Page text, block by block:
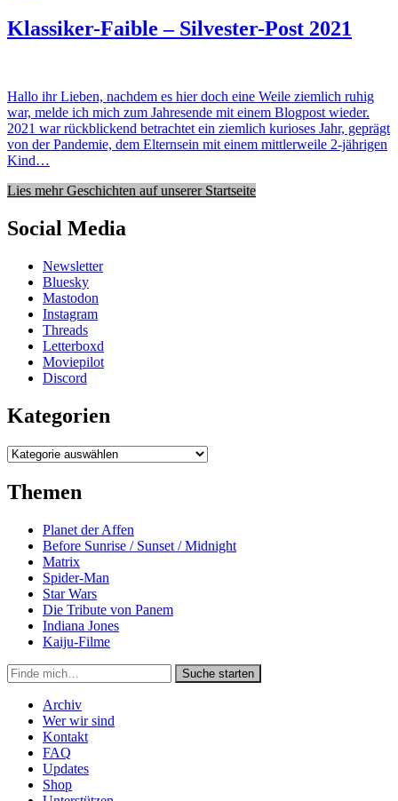
Klassiker-Faible – Silvester-Post 2021
Hallo ihr Lieben, nachdem es hier doch eine Weile ziemlich ruhig
war, melde ich mich zum Jahresende mit einem Blogpost wieder.
2021 war rückblickend betrachtet ein ziemlich kurioses Jahr, geprägt
von der Pandemie, dem Elternsein mit einem mittlerweile 2-jährigen
Kind…
Lies mehr Geschichten auf unserer Startseite
Social Media
Newsletter
Bluesky
Mastodon
Instagram
Threads
Letterboxd
Moviepilot
Discord
Kategorien
Kategorien
Themen
Planet der Affen
Before Sunrise / Sunset / Midnight
Matrix
Spider-Man
Star Wars
Die Tribute von Panem
Indiana Jones
Kaiju-Filme
Suche
in
https://secondunit-
podcast.de/
Suche starten
Archiv
Wer wir sind
Kontakt
FAQ
Updates
Shop